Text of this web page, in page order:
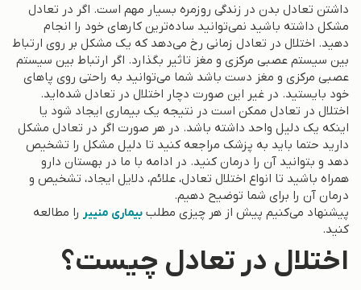
داشتن تعادل بدن در زندگی روزمره بسیار مهم است. اگر در تعادل
مشکل داشته باشید نمی‌توانید ساده‌ترین کارهای خود را انجام
دهید. اختلال در تعادل زمانی رخ می‌دهد که یک مشکل بر روی ارتباط
بین سیستم عصبی مرکزی و مغز تاثیر بگذارد. اگر ارتباط بین سیستم
عصبی مرکزی و مغز دست باشد شما می‌توانید به راحتی روی پاهای
خود بایستید. در غیر این صورت دچار اختلال در تعادل شده‌اید.
اختلال در تعادل ممکن است در نتیجه یک بیماری ایجاد شود یا
اینکه یک دلیل واحد داشته باشد. در هر صورت اگر در تعادل مشکل
دارید حتما باید به پزشک مراجعه کنید تا دلیل مشکل را تشخیص
دهد و بتوانید آن را درمان کنید. در ادامه با ما در بهستان دارو
همراه باشید تا انواع اختلال تعادل، علائم، دلایل ایجاد، تشخیص و
درمان آن را برای شما توضیح دهیم.
پیشنهاد می‌کنیم پیش از هر چیزی مطلب بیماری منییر را مطالعه
کنید.
اختلال در تعادل چیست؟